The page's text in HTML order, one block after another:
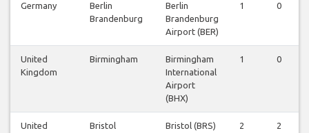
Germany
Berlin
Brandenburg
Berlin
Brandenburg
Airport (BER)
1 0
United
Kingdom
Birmingham
Birmingham
International
Airport
(BHX)
1 0
United
Bristol Bristol (BRS) 2 2